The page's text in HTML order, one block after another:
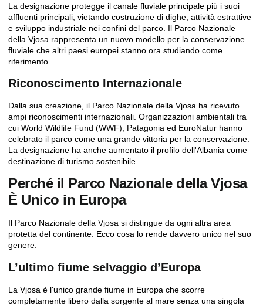
La designazione protegge il canale fluviale principale più i suoi
affluenti principali, vietando costruzione di dighe, attività estrattive
e sviluppo industriale nei confini del parco. Il Parco Nazionale
della Vjosa rappresenta un nuovo modello per la conservazione
fluviale che altri paesi europei stanno ora studiando come
riferimento.
Riconoscimento Internazionale
Dalla sua creazione, il Parco Nazionale della Vjosa ha ricevuto
ampi riconoscimenti internazionali. Organizzazioni ambientali tra
cui World Wildlife Fund (WWF), Patagonia ed EuroNatur hanno
celebrato il parco come una grande vittoria per la conservazione.
La designazione ha anche aumentato il profilo dell'Albania come
destinazione di turismo sostenibile.
Perché il Parco Nazionale della Vjosa
È Unico in Europa
Il Parco Nazionale della Vjosa si distingue da ogni altra area
protetta del continente. Ecco cosa lo rende davvero unico nel suo
genere.
L’ultimo fiume selvaggio d’Europa
La Vjosa è l'unico grande fiume in Europa che scorre
completamente libero dalla sorgente al mare senza una singola